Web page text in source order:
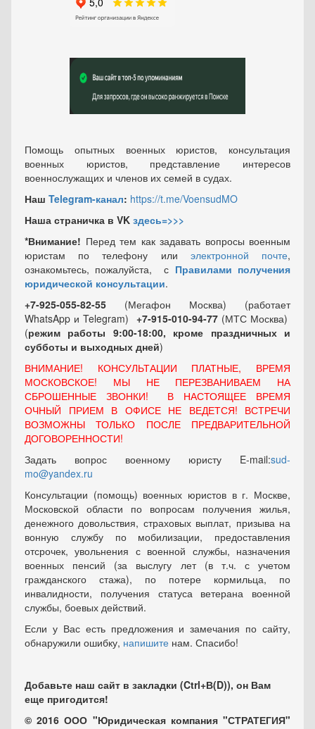
Помощь опытных военных юристов, консультация
военных юристов, представление интересов
военнослужащих и членов их семей в судах.
Наш Telegram-канал: https://t.me/VoensudMO
Наша страничка в VK здесь=>>>
*Внимание! Перед тем как задавать вопросы военным
юристам по телефону или электронной почте,
ознакомьтесь, пожалуйста, с Правилами получения
юридической консультации.
+7-925-055-82-55 (Мегафон Москва) (работает
WhatsApp и Telegram) +7-915-010-94-77 (МТС Москва)
(режим работы 9:00-18:00, кроме праздничных и
субботы и выходных дней)
ВНИМАНИЕ! КОНСУЛЬТАЦИИ ПЛАТНЫЕ, ВРЕМЯ
МОСКОВСКОЕ! МЫ НЕ ПЕРЕЗВАНИВАЕМ НА
СБРОШЕННЫЕ ЗВОНКИ! В НАСТОЯЩЕЕ ВРЕМЯ
ОЧНЫЙ ПРИЕМ В ОФИСЕ НЕ ВЕДЕТСЯ! ВСТРЕЧИ
ВОЗМОЖНЫ ТОЛЬКО ПОСЛЕ ПРЕДВАРИТЕЛЬНОЙ
ДОГОВОРЕННОСТИ!
Задать вопрос военному юристу E-mail:sud-
mo@yandex.ru
Консультации (помощь) военных юристов в г. Москве,
Московской области по вопросам получения жилья,
денежного довольствия, страховых выплат, призыва на
вонную службу по мобилизации, предоставления
отсрочек, увольнения с военной службы, назначения
военных пенсий (за выслугу лет (в т.ч. с учетом
гражданского стажа), по потере кормильца, по
инвалидности, получения статуса ветерана военной
службы, боевых действий.
Если у Вас есть предложения и замечания по сайту,
обнаружили ошибку, напишите нам. Спасибо!
Добавьте наш сайт в закладки (Ctrl+В(D)), он Вам
еще пригодится!
© 2016 ООО "Юридическая компания "СТРАТЕГИЯ"